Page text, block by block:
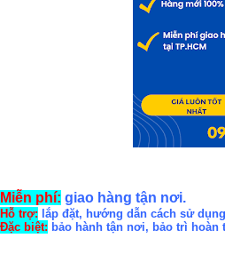
Miễn phí: giao hàng tận nơi.
Hỗ trợ: lắp đặt, hướng dẫn cách sử
Đặc biệt: bảo hành tận nơi, bảo trì